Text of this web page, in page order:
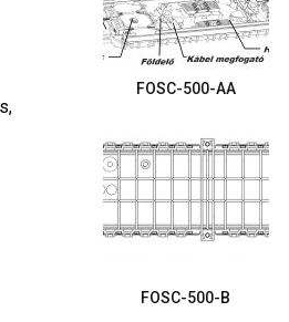
FOSC-500-AA
FOSC-500-B